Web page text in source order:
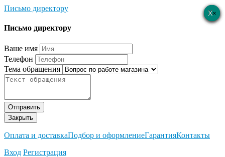
Письмо директору
×
Письмо директору
Ваше имя
Телефон
Тема обращения
Отправить
Закрыть
Оплата и доставкаПодбор и оформлениеГарантияКонтакты
Вход Регистрация
×
×
×
×